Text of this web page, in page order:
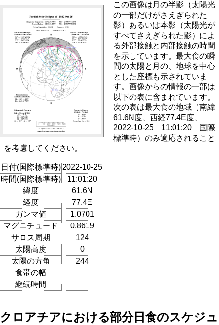
この画像は月の半影（太陽光
の一部だけがさえぎられた
影）あるいは本影（太陽光が
すべてさえぎられた影）によ
る外部接触と内部接触の時間
を示しています。最大食の瞬
間の太陽と月の、地球を中心
とした座標も示されていま
す。画像からの情報の一部は
以下の表に含まれています。
次の表は最大食の地域（南緯
61.6N度、西経77.4E度、
2022-10-25 11:01:20 国際
標準時）のみ適応されること
を考慮してください。
日付(国際標準時) 2022-10-25
時間(国際標準時)
11:01:20
緯度
61.6N
経度
77.4E
ガンマ値
1.0701
マグニチュード
0.8619
サロス周期
124
太陽高度
0
太陽の方角
244
食帯の幅
継続時間
クロアチアにおける部分日食のスケジュ